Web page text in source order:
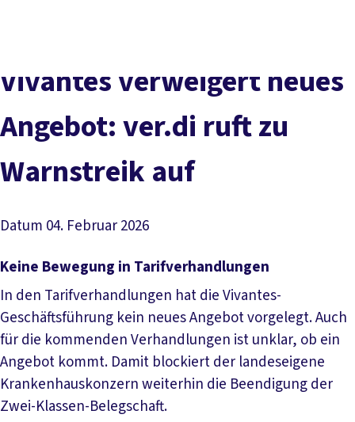
Service
Mitmachen Politik
Vivantes verweigert neues
Angebot: ver.di ruft zu
Warnstreik auf
Datum 04. Februar 2026
Keine Bewegung in Tarifverhandlungen
In den Tarifverhandlungen hat die Vivantes-
Geschäftsführung kein neues Angebot vorgelegt. Auch
für die kommenden Verhandlungen ist unklar, ob ein
Angebot kommt. Damit blockiert der landeseigene
Krankenhauskonzern weiterhin die Beendigung der
Zwei-Klassen-Belegschaft.